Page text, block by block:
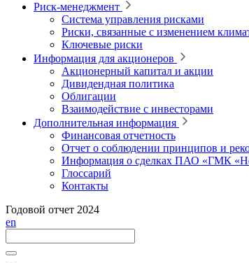
Риск-менеджмент
Система управления рисками
Риски, связанные с изменением
Ключевые риски
Информация для акционеров
Акционерный капитал и акции
Дивидендная политика
Облигации
Взаимодействие с инвесторами
Дополнительная информация
Финансовая отчетность
Отчет о соблюдении принципов и
Информация о сделках ПАО «ГМК
Глоссарий
Контакты
Годовой отчет 2024
en